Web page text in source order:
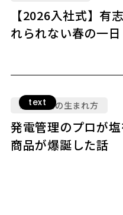
【2026入社式】有
れられない春の一日
text
新規事業の生まれ方
発電管理のプロが
商品が爆誕した話